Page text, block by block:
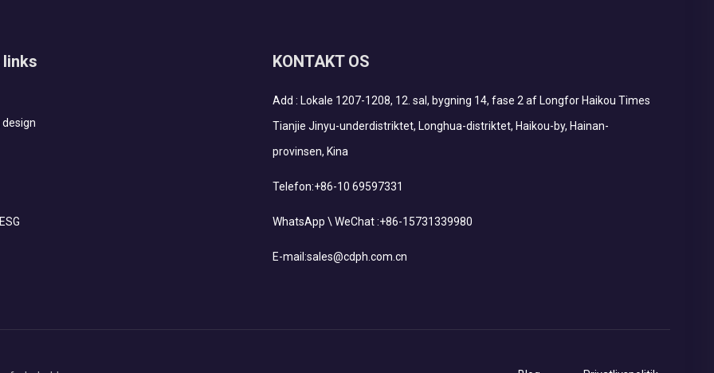
design
KONTAKT OS
Add : Lokale 1207-1208, 12. sal, bygning 14, fase 2 af Longfor Haikou Times
Tianjie Jinyu-underdistriktet, Longhua-distriktet, Haikou-by, Hainan-
provinsen, Kina
Telefon:+86-10 69597331
WhatsApp \ WeChat :+86-15731339980
E-mail:sales@cdph.com.cn